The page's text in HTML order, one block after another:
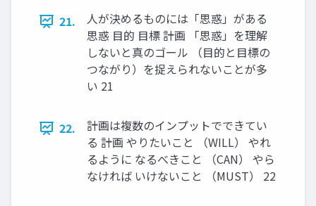
21.
人が決めるものには「思惑」がある
思惑 目的 目標 計画 「思惑」を理解
しないと真のゴール （目的と目標の
つながり）を捉えられないことが多
い 21
22.
計画は複数のインプットでできてい
る 計画 やりたいこと （WILL） やれ
るように なるべきこと （CAN） やら
なければ いけないこと （MUST） 22